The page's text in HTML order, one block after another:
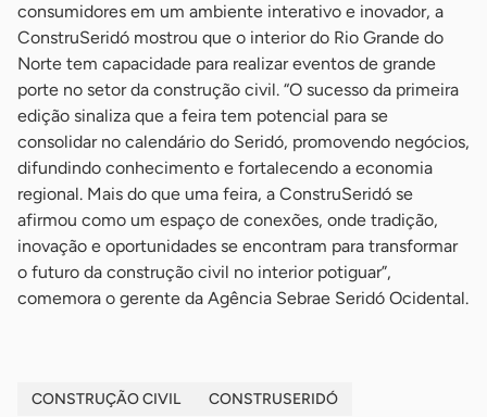
consumidores em um ambiente interativo e inovador, a
ConstruSeridó mostrou que o interior do Rio Grande do
Norte tem capacidade para realizar eventos de grande
porte no setor da construção civil. “O sucesso da primeira
edição sinaliza que a feira tem potencial para se
consolidar no calendário do Seridó, promovendo negócios,
difundindo conhecimento e fortalecendo a economia
regional. Mais do que uma feira, a ConstruSeridó se
afirmou como um espaço de conexões, onde tradição,
inovação e oportunidades se encontram para transformar
o futuro da construção civil no interior potiguar”,
comemora o gerente da Agência Sebrae Seridó Ocidental.
CONSTRUÇÃO CIVIL CONSTRUSERIDÓ